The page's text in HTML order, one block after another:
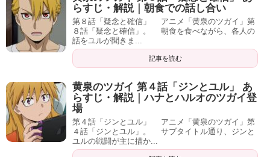
らすじ・解説｜朝食での話し合い
第８話「疑念と確信」 アニメ「黄泉のツガイ」第
８話「疑念と確信」。 朝食を食べながら、各人の
話をユルが聞きま...
記事を読む
黄泉のツガイ 第４話「ジンとユル」 あ
らすじ・解説｜ハナとハルオのツガイ登
場
第４話「ジンとユル」 アニメ「黄泉のツガイ」第
４話「ジンとユル」。 サブタイトル通り、ジンと
ユルの戦闘が主に描か...